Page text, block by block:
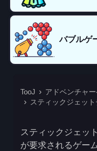
バブルゲ
TooJ
アドベンチャ
スティックジェッ
スティックジェッ
が要求されるゲー